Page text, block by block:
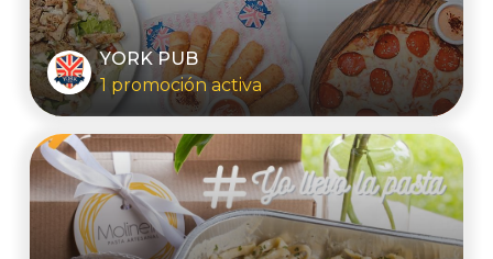
YORK PUB
1 promoción activa